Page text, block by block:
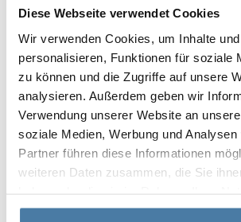
Diese Webseite verwendet Cookies
Wir verwenden Cookies, um Inhalte
personalisieren, Funktionen für soziale
zu können und die Zugriffe auf unsere
analysieren. Außerdem geben wir
Verwendung unserer Website an
soziale Medien, Werbung und
Partner führen diese Informationen
weiteren Daten zusammen, die Sie
gesammelt haben.